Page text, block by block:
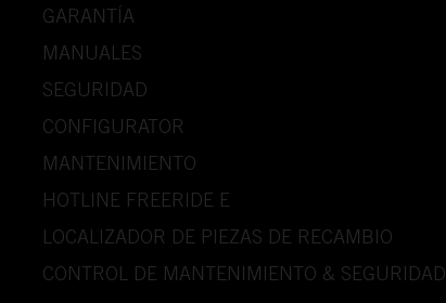
GARANTÍA
MANUALES
SEGURIDAD
CONFIGURATOR
MANTENIMIENTO
HOTLINE FREERIDE E
LOCALIZADOR DE PIEZAS DE RECAMBIO
CONTROL DE MANTENIMIENTO & SEGURIDAD